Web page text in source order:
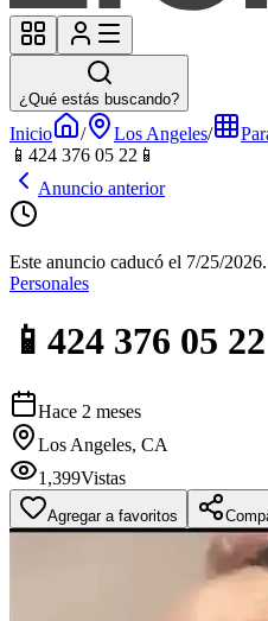
¿Qué estás buscando?
Inicio / Los Angeles/
📱424 376 05 22📱
Anuncio anterior
Este anuncio caducó el 7/25/2026.
Personales
📱424 376 05
Hace 2 meses
Los Angeles, CA
1,399Vistas
Agregar a favoritos